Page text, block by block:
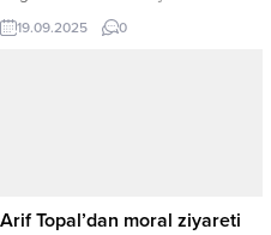
çeken açıklamalarda bulundu.
Bingöl, ÜFE’nin son iki ayda sıfır
19.09.2025 0
Arif Topal’dan moral ziyareti